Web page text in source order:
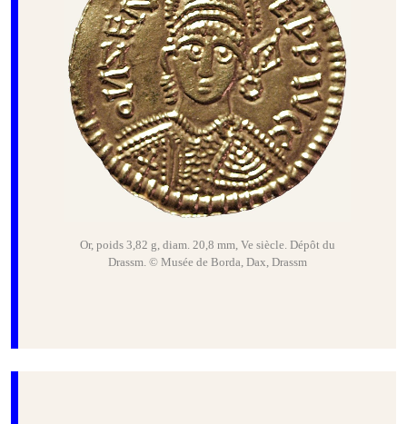
Or, poids 3,82 g, diam. 20,8 mm, Ve siècle. Dépôt du
Drassm. © Musée de Borda, Dax, Drassm